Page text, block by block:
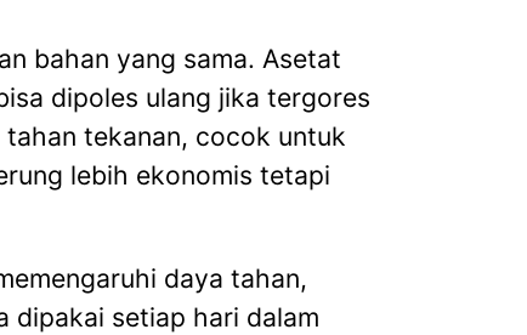
bahan yang sama. Asetat
dipoles ulang jika tergores
tekanan, cocok untuk
lebih ekonomis tetapi
daya tahan,
dipakai setiap hari dalam